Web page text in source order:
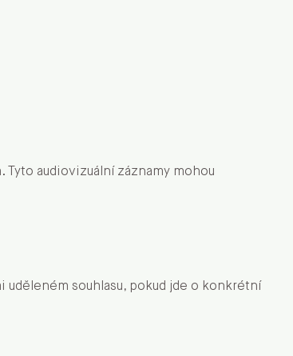
audiovizuální záznamy mohou
souhlasu, pokud jde o konkrétní